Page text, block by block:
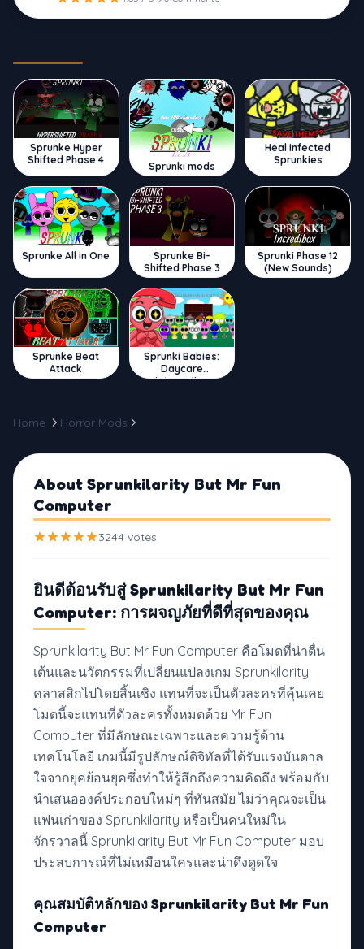
Sprunke Hyper
Shifted Phase 4
Sprunki mods
Heal Infected
Sprunkies
Sprunke All in One
Sprunke Bi-
Shifted Phase 3
Sprunki Phase 12
(New Sounds)
Sprunke Beat
Attack
Sprunki Babies:
Daycare
Interactive
Home Horror Mods
About Sprunkilarity But Mr Fun
Computer
3244 votes
ยินดีต้อนรับสู่ Sprunkilarity But Mr Fun
Computer: การผจญภัยที่ดีที่สุดของคุณ
Sprunkilarity But Mr Fun Computer คือโมดที่น่าตื่น
เต้นและนวัตกรรมที่เปลี่ยนแปลงเกม Sprunkilarity
คลาสสิกไปโดยสิ้นเชิง แทนที่จะเป็นตัวละครที่คุ้นเคย
โมดนี้จะแทนที่ตัวละครทั้งหมดด้วย Mr. Fun
Computer ที่มีลักษณะเฉพาะและความรู้ด้าน
เทคโนโลยี เกมนี้มีรูปลักษณ์ดิจิทัลที่ได้รับแรงบันดาล
ใจจากยุคย้อนยุคซึ่งทำให้รู้สึกถึงความคิดถึง พร้อมกับ
นำเสนอองค์ประกอบใหม่ๆ ที่ทันสมัย ไม่ว่าคุณจะเป็น
แฟนเก่าของ Sprunkilarity หรือเป็นคนใหม่ใน
จักรวาลนี้ Sprunkilarity But Mr Fun Computer มอบ
ประสบการณ์ที่ไม่เหมือนใครและน่าดึงดูดใจ
คุณสมบัติหลักของ Sprunkilarity But Mr Fun
Computer